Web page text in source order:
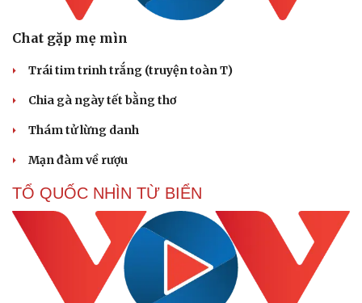
Văn hóa
Sân khấu - Điện ảnh
Âm nhạc
Nghệ sĩ
Thời trang
Chat gặp mẹ mìn
Trái tim trinh trắng (truyện toàn T)
Chia gà ngày tết bằng thơ
Thám tử lừng danh
Mạn đàm về rượu
TỔ QUỐC NHÌN TỪ BIỂN